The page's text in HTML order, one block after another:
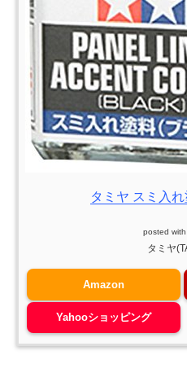
タミヤ スミ入
posted with
タミヤ
Amazon
Yahooショッピング